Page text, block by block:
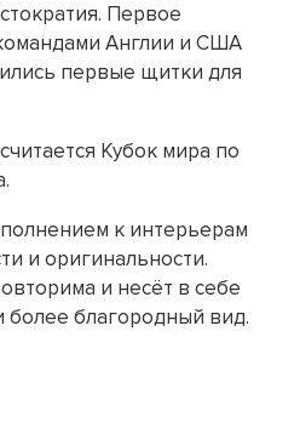
Первое
Англии и США
первые щитки для
Кубок мира по
к интерьерам
и оригинальности.
и несёт в себе
более благородный вид.